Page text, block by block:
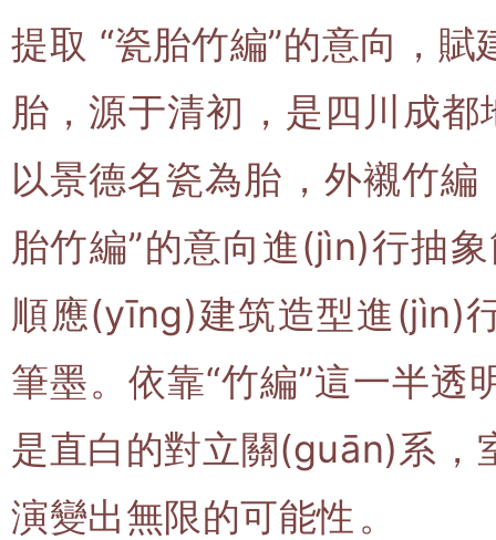
提取 “瓷胎竹編”的意向，賦建
胎，源于清初，是四川成
以景德名瓷為胎，外襯竹
胎竹編”的意向進(jìn)行抽象
順應(yīng)建筑造型進(jìn)
筆墨。依靠“竹編”這一半
是直白的對立關(guān)系
演變出無限的可能性。